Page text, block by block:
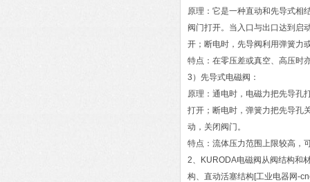
原理：它是一种直动和先导式相
阀门打开。当入口与出口达到启
开；断电时，先导阀利用弹簧力
特点：在零压差或真空、高压时
3）先导式电磁阀：
原理：通电时，电磁力把先导孔
打开；断电时，弹簧力把先导孔
动，关闭阀门。
特点：流体压力范围上限较高，
2、KURODA电磁阀从阀结构和
构、直动活塞结构[工业电器网-